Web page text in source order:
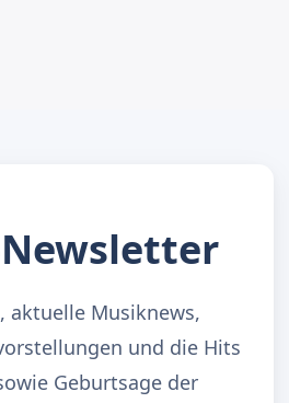
aktuelle Musiknews,
und die Hits
Geburtsage der